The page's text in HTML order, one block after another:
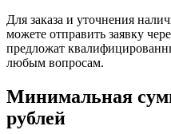
Для заказа и уточнения
можете отправить заявку
предложат
любым вопросам.
Минимальная
рублей